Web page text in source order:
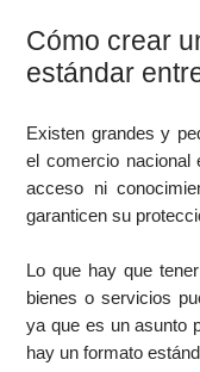
Cómo crear
estándar
Existen grandes y
el comercio nacional
acceso ni
garanticen su
Lo que hay que
bienes o servicios
ya que es un asunto
hay un formato